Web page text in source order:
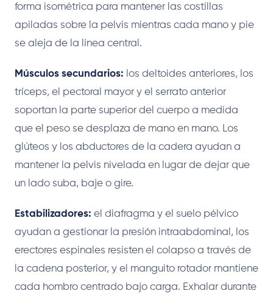
forma isométrica para mantener las costillas
apiladas sobre la pelvis mientras cada mano y pie
se aleja de la línea central.
Músculos secundarios: los deltoides anteriores, los
tríceps, el pectoral mayor y el serrato anterior
soportan la parte superior del cuerpo a medida
que el peso se desplaza de mano en mano. Los
glúteos y los abductores de la cadera ayudan a
mantener la pelvis nivelada en lugar de dejar que
un lado suba, baje o gire.
Estabilizadores: el diafragma y el suelo pélvico
ayudan a gestionar la presión intraabdominal, los
erectores espinales resisten el colapso a través de
la cadena posterior, y el manguito rotador mantiene
cada hombro centrado bajo carga. Exhalar durante